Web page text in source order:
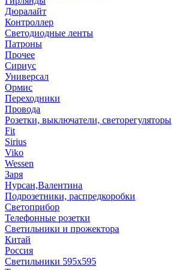
Дюралайт
Контроллер
Светодиодные ленты
Патроны
Прочее
Сириус
Универсал
Ормис
Переходники
Провода
Розетки, выключатели, светорегуляторы
Fit
Sirius
Viko
Wessen
Заря
Нурсан,Валентина
Подрозетники, распредкоробки
Светоприбор
Телефонные розетки
Светильники и прожектора
Китай
Россия
Светильники 595х595